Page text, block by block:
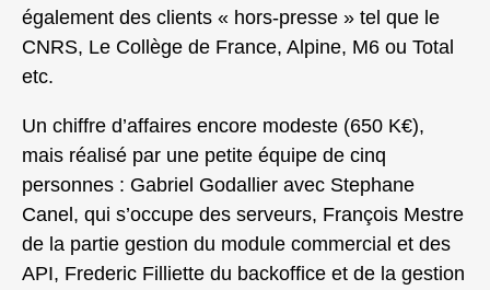
également des clients « hors-presse » tel que le
CNRS, Le Collège de France, Alpine, M6 ou Total
etc.
Un chiffre d’affaires encore modeste (650 K€),
mais réalisé par une petite équipe de cinq
personnes : Gabriel Godallier avec Stephane
Canel, qui s’occupe des serveurs, François Mestre
de la partie gestion du module commercial et des
API, Frederic Filliette du backoffice et de la gestion